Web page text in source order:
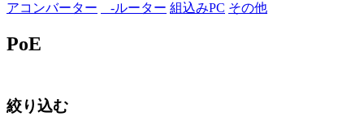
アコンバーター
-ルーター 組込みPC その他
PoE
絞り込む